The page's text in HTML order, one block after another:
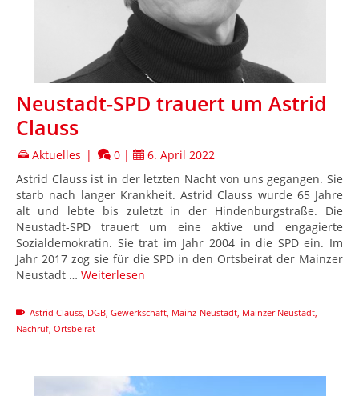
Neustadt-SPD trauert um Astrid
Clauss
Aktuelles | 0 |
6. April 2022
Astrid Clauss ist in der letzten Nacht von uns gegangen. Sie
starb nach langer Krankheit. Astrid Clauss wurde 65 Jahre
alt und lebte bis zuletzt in der Hindenburgstraße. Die
Neustadt-SPD trauert um eine aktive und engagierte
Sozialdemokratin. Sie trat im Jahr 2004 in die SPD ein. Im
Jahr 2017 zog sie für die SPD in den Ortsbeirat der Mainzer
Neustadt … Weiterlesen
Astrid Clauss DGB Gewerkschaft Mainz-Neustadt Mainzer Neustadt
Nachruf Ortsbeirat